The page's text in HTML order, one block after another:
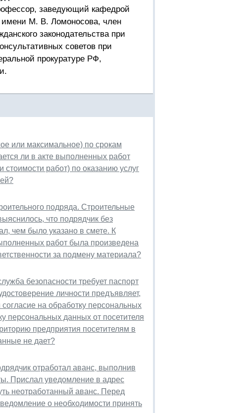
заведующий кафедрой
имени М. В. Ломоносова, член
законодательства при
советов при
прокуратуре РФ,
или максимальное) по срокам
ли в акте выполненных работ
работ) по оказанию услуг
подряда. Строительные
что подрядчик без
чем было указано в смете. К
работ была произведена
за подмену материала?
безопасности требует паспорт
личности предъявляет,
на обработку персональных
персональных данных от посетителя
предприятия посетителям в
не дает?
отработал аванс, выполнив
Прислал уведомление в адрес
неотработанный аванс. Перед
о необходимости принять